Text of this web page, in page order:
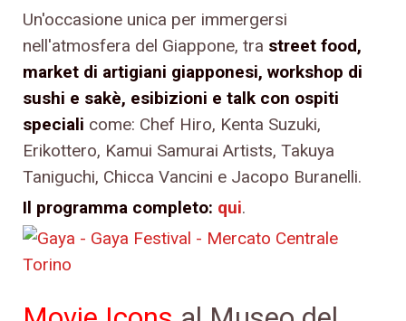
Un'occasione unica per immergersi
nell'atmosfera del Giappone, tra street food,
market di artigiani giapponesi, workshop di
sushi e sakè, esibizioni e talk con ospiti
speciali come: Chef Hiro, Kenta Suzuki,
Erikottero, Kamui Samurai Artists, Takuya
Taniguchi, Chicca Vancini e Jacopo Buranelli.
Il programma completo: qui.